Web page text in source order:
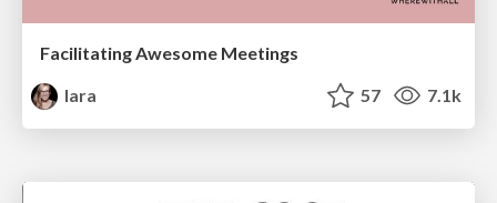
Facilitating Awesome Meetings
lara
57 7.1k